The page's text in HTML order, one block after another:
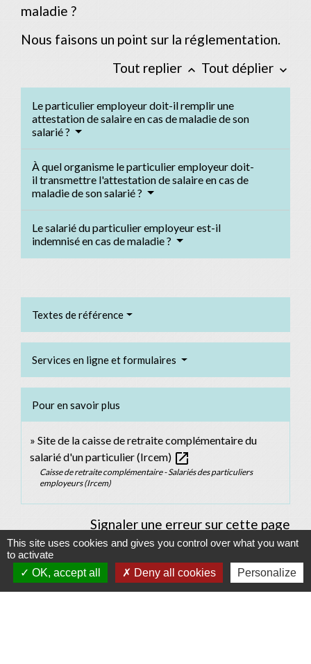
maladie ?
Nous faisons un point sur la réglementation.
Tout replier keyboard_arrow_up Tout déplier keyboard_arrow_down
Le particulier employeur doit-il remplir une
attestation de salaire en cas de maladie de son
salarié ?
À quel organisme le particulier employeur doit-
il transmettre l'attestation de salaire en cas de
maladie de son salarié ?
Le salarié du particulier employeur est-il
indemnisé en cas de maladie ?
Textes de référence
Services en ligne et formulaires
Pour en savoir plus
Site de la caisse de retraite complémentaire du
salarié d'un particulier (Ircem) open_in_new
Caisse de retraite complémentaire - Salariés des particuliers
employeurs (Ircem)
Signaler une erreur sur cette page
This site uses cookies and gives you control over what you want
to activate
OK, accept all
Deny all cookies Personalize